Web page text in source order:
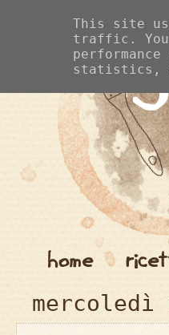
home
mercoledì
This site
traffic.
statistics,